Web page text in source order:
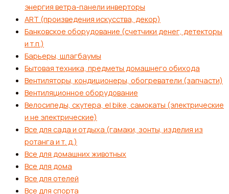
энергия ветра-панели инверторы
ART (произведения искусства, декор)
Банковское оборудование (счетчики денег, детекторы
и т.п.)
Барьеры, шлагбаумы
Бытовая техника, предметы домашнего обихода
Вентиляторы, кондиционеры, обогреватели (запчасти)
Вентиляционное оборудование
Велосипеды, скутера, el bike, самокаты (электрические
и не электрические)
Все для сада и отдыха (гамаки, зонты, изделия из
ротанга и т. д.)
Все для домашних животных
Все для дома
Все для отелей
Все для спорта